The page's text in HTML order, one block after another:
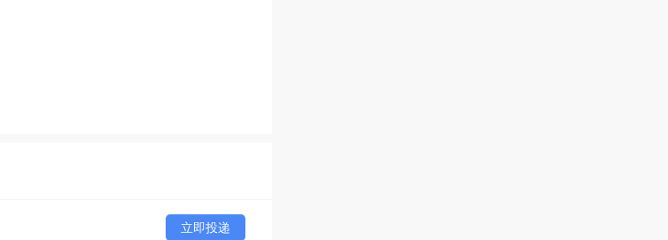
与支持。我们始终秉持着客户至上的原则，
立即投递